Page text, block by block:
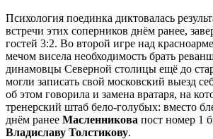
Психология поединка диктовалась
встречи этих соперников днём ранее,
гостей 3:2. Во второй игре над
мечом висела необходимость брать
динамовцы Северной столицы ещё до
могли записать свой московский выезд
об этом говорила и замена вратаря, на
тренерский штаб бело-голубых: вместо
днём ранее Масленникова пост номер 1
Владиславу Толстикову.